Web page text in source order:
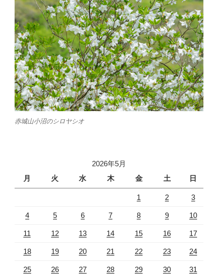
赤城山小沼のシロヤシオ
2026年5月
月
火 水 木 金 土 日
1 2 3
4 5 6 7 8 9 10
11 12 13 14 15 16 17
18 19 20 21 22 23 24
25 26 27 28 29 30 31